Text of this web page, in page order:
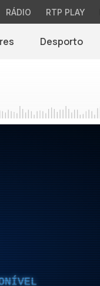
RÁDIO RTP PLAY
Desporto